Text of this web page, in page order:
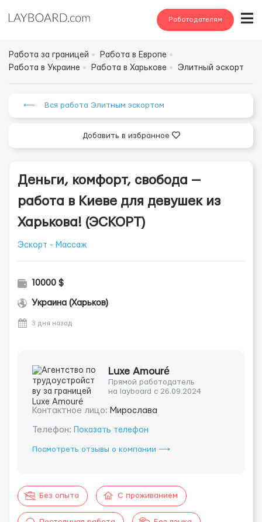
Работодателям
Работа за границей
Работа в Европе
Работа в Украине
Работа в Харькове Элитный эскорт
⟵ Вся работа Элитным эскортом
Добавить в избранное
Деньги, комфорт, свобода —
работа в Киеве для девушек из
Харькова! (ЭСКОРТ)
Эскорт - Массаж
10000 $
Украина (Харьков)
3 дня назад
Luxe Amouré
Прямой работодатель
на layboard с 26.09.2024
Контактное лицо: Мирослава
Телефон: Показать телефон
Посмотреть отзывы о компании ⟶
Без опыта С проживанием